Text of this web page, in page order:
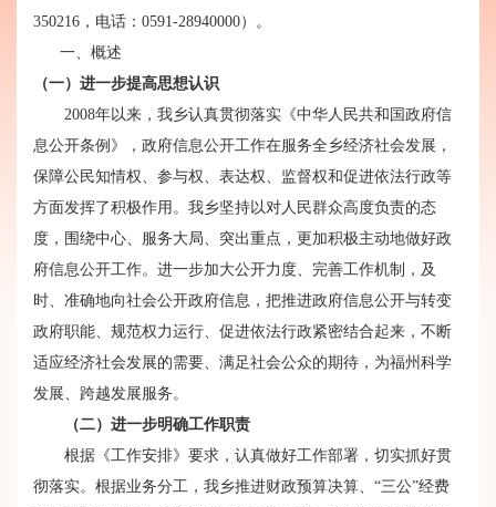
350216，电话：0591-28940000）。
一、概述
（一）进一步提高思想认识
2008年以来，我乡认真贯彻落实《中华人民共和国政府信
息公开条例》，政府信息公开工作在服务全乡经济社会发展，
保障公民知情权、参与权、表达权、监督权和促进依法行政等
方面发挥了积极作用。我乡坚持以对人民群众高度负责的态
度，围绕中心、服务大局、突出重点，更加积极主动地做好政
府信息公开工作。进一步加大公开力度、完善工作机制，及
时、准确地向社会公开政府信息，把推进政府信息公开与转变
政府职能、规范权力运行、促进依法行政紧密结合起来，不断
适应经济社会发展的需要、满足社会公众的期待，为福州科学
发展、跨越发展服务。
（二）进一步明确工作职责
根据《工作安排》要求，认真做好工作部署，切实抓好贯
彻落实。根据业务分工，我乡推进财政预算决算、“三公”经费